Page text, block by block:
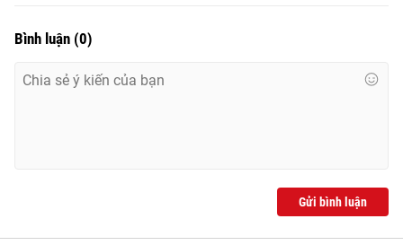
Bình luận (0)
Gửi bình luận